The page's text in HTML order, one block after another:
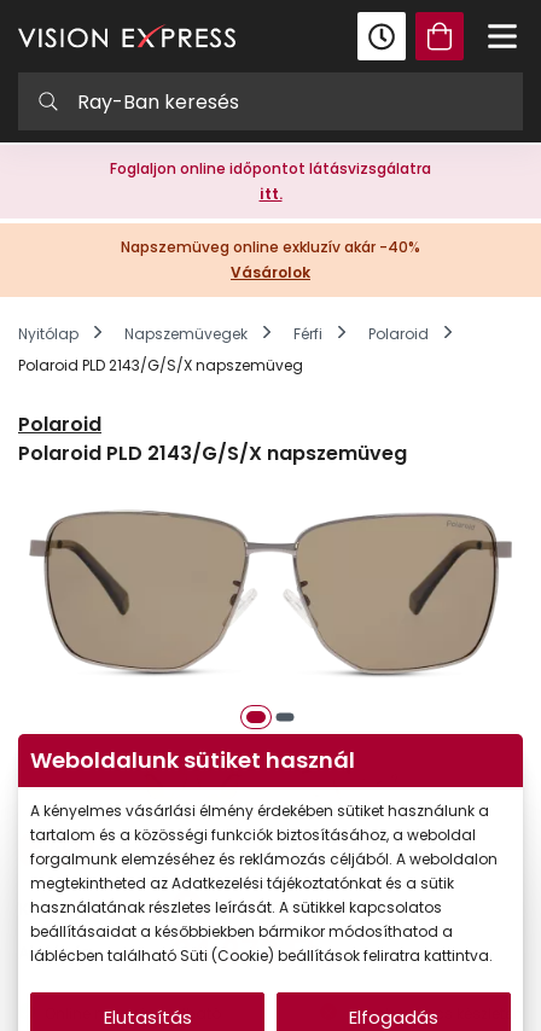
Foglaljon online időpontot látásvizsgálatra
itt.
Napszemüveg online exkluzív akár -40%
Vásárolok
Nyitólap Napszemüvegek Férfi
Polaroid
Polaroid PLD 2143/G/S/X napszemüveg
Polaroid
Polaroid PLD 2143/G/S/X napszemüveg
-20%
Korábbi ár: 31.090 Ft
Akciós ár: 24.872 Ft
Online megvásárolható Jelenleg nincs készleten
Weboldalunk sütiket használ
A kényelmes vásárlási élmény érdekében sütiket használunk a
tartalom és a közösségi funkciók biztosításához, a weboldal
forgalmunk elemzéséhez és reklámozás céljából. A weboldalon
megtekintheted az Adatkezelési tájékoztatónkat és a sütik
használatának részletes leírását. A sütikkel kapcsolatos
beállításaidat a későbbiekben bármikor módosíthatod a
láblécben található Süti (Cookie) beállítások feliratra kattintva.
Elutasítás Elfogadás